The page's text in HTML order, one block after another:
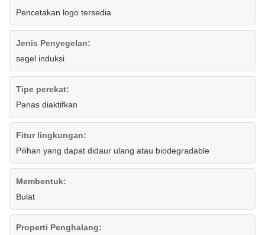
Pencetakan logo tersedia
Jenis Penyegelan:
segel induksi
Tipe perekat:
Panas diaktifkan
Fitur lingkungan:
Pilihan yang dapat didaur ulang atau biodegradable
Membentuk:
Bulat
Properti Penghalang: